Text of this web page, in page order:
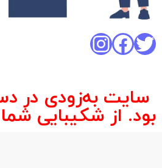
سایت به‌زودی در
بود. از شکیبایی